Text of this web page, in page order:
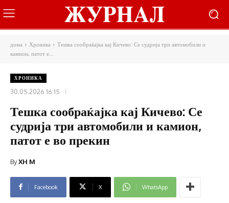
дома Хроника
Тешка сообраќајка кај Кичево: Се судрија три автомобили и
камион, патот е...
ХРОНИКА
30.05.2026 16:15
Тешка сообраќајка кај Кичево: Се
судрија три автомобили и камион,
патот е во прекин
ByXH M
Facebook X WhatsApp